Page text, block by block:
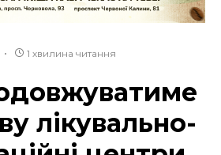
1 хвилина читання
лікувально-